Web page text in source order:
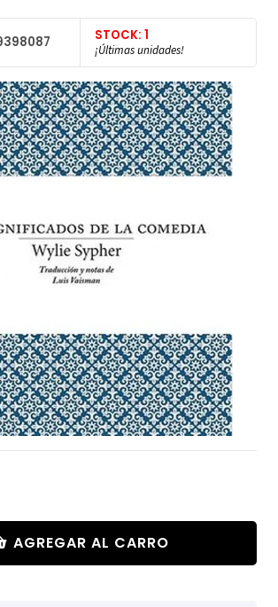
STOCK: 1
¡Últimas unidades!
AGREGAR AL CARRO